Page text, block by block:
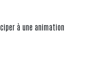
à une animation